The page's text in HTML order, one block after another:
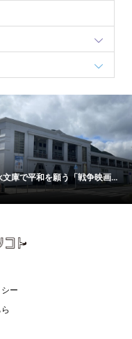
文庫で平和を願う「戦争映画...
ー